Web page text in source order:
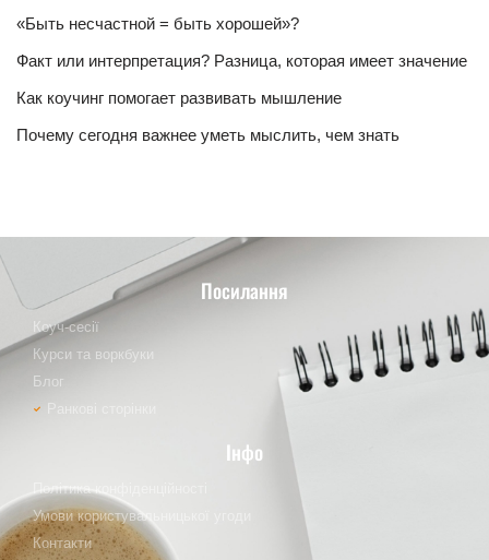
«Быть несчастной = быть хорошей»?
Факт или интерпретация? Разница, которая имеет значение
Как коучинг помогает развивать мышление
Почему сегодня важнее уметь мыслить, чем знать
Посилання
Коуч-сесії
Курси та воркбуки
Блог
Ранкові сторінки
Інфо
Політика конфіденційності
Умови користувальницької угоди
Контакти